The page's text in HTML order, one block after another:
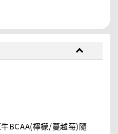
BCAA(檸檬/蔓越莓)隨